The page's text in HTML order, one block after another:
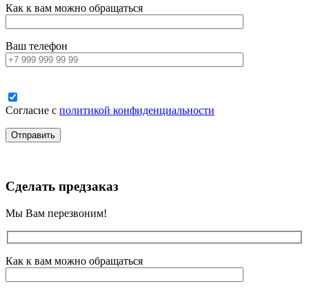
Как к вам можно обращаться
Ваш телефон
Согласие с политикой конфиденциальности
Сделать предзаказ
Мы Вам перезвоним!
Как к вам можно обращаться